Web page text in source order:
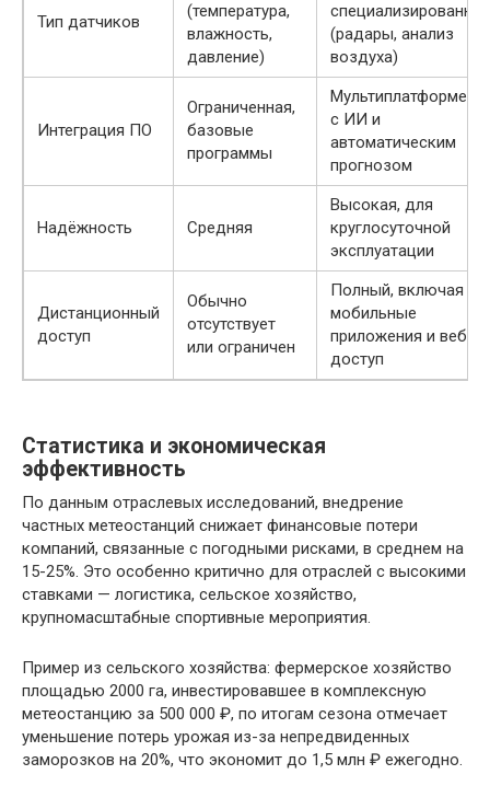
Тип датчиков
(температура,
влажность,
давление)
(радары, анализ
воздуха)
Интеграция ПО
Ограниченная,
базовые
программы
с ИИ и
автоматическим
прогнозом
Надёжность Средняя
Высокая, для
круглосуточной
эксплуатации
Дистанционный
доступ
Обычно
отсутствует
или ограничен
Полный, включая
мобильные
приложения и веб-
доступ
Статистика и экономическая
эффективность
По данным отраслевых исследований, внедрение
частных метеостанций снижает финансовые потери
компаний, связанные с погодными рисками, в среднем на
15-25%. Это особенно критично для отраслей с высокими
ставками — логистика, сельское хозяйство,
крупномасштабные спортивные мероприятия.
Пример из сельского хозяйства: фермерское хозяйство
площадью 2000 га, инвестировавшее в комплексную
метеостанцию за 500 000 ₽, по итогам сезона отмечает
уменьшение потерь урожая из-за непредвиденных
заморозков на 20%, что экономит до 1,5 млн ₽ ежегодно.